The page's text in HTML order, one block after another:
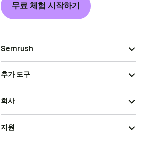
무료 체험 시작하기
Semrush
추가 도구
회사
지원